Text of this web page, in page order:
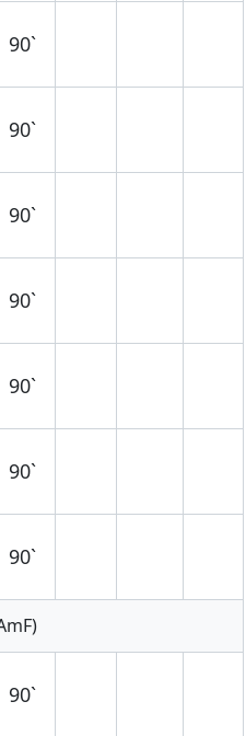
90`
90`
90`
90`
90`
90`
90`
90`